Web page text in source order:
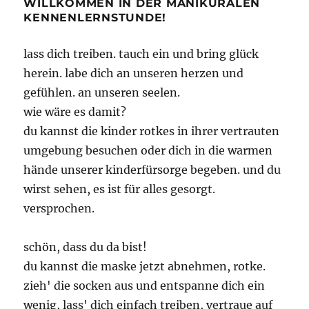
WILLKOMMEN IN DER MANIKÜRALEN
KENNENLERNSTUNDE!
lass dich treiben. tauch ein und bring glück
herein. labe dich an unseren herzen und
gefühlen. an unseren seelen.
wie wäre es damit?
du kannst die kinder rotkes in ihrer vertrauten
umgebung besuchen oder dich in die warmen
hände unserer kinderfürsorge begeben. und du
wirst sehen, es ist für alles gesorgt.
versprochen.
schön, dass du da bist!
du kannst die maske jetzt abnehmen, rotke.
zieh' die socken aus und entspanne dich ein
wenig, lass' dich einfach treiben, vertraue auf